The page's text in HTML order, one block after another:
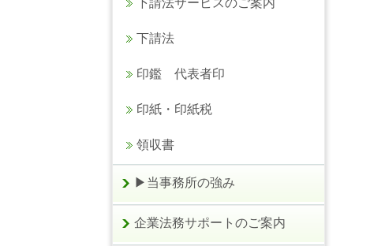
下請法サービスのご案内
下請法
印鑑 代表者印
印紙・印紙税
領収書
▶当事務所の強み
企業法務サポートのご案内